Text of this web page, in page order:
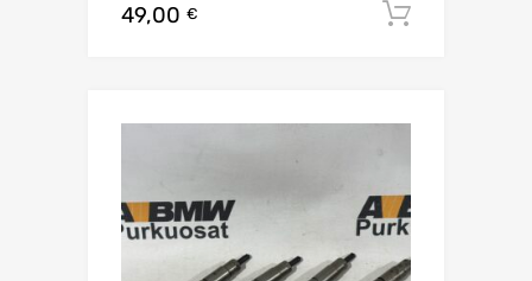
49,00 €